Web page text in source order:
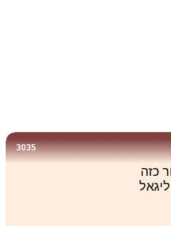
3035
כזה